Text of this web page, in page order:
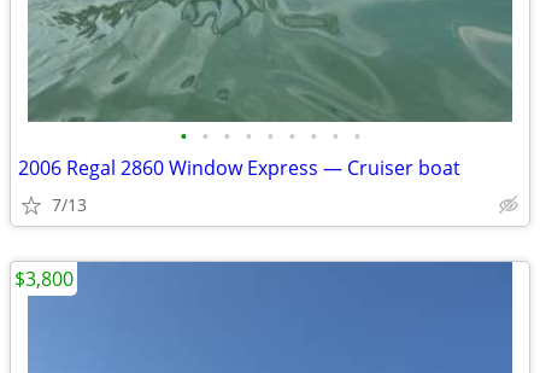
• • • • • • • • •
2006 Regal 2860 Window Express — Cruiser boat
7/13
$3,800